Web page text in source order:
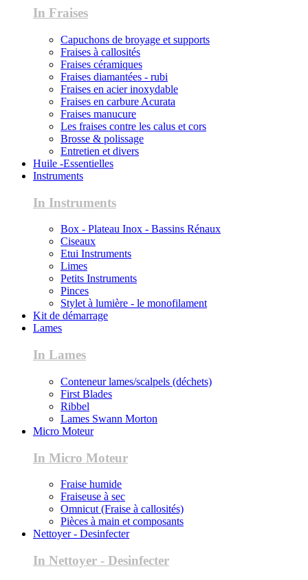
In Fraises
Capuchons de broyage et supports
Fraises à callosités
Fraises céramiques
Fraises diamantées - rubi
Fraises en acier inoxydable
Fraises en carbure Acurata
Fraises manucure
Les fraises contre les calus et cors
Brosse & polissage
Entretien et divers
Huile -Essentielles
Instruments
In Instruments
Box - Plateau Inox - Bassins Rénaux
Ciseaux
Etui Instruments
Limes
Petits Instruments
Pinces
Stylet à lumière - le monofilament
Kit de démarrage
Lames
In Lames
Conteneur lames/scalpels (déchets)
First Blades
Ribbel
Lames Swann Morton
Micro Moteur
In Micro Moteur
Fraise humide
Fraiseuse à sec
Omnicut (Fraise à callosités)
Pièces à main et composants
Nettoyer - Desinfecter
In Nettoyer - Desinfecter